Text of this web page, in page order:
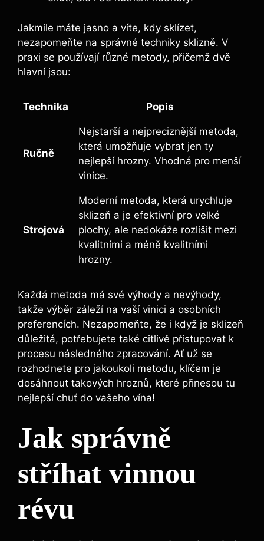
Jakmile máte jasno a víte, kdy sklízet,
nezapomeňte na správné techniky sklizně. V
⁢praxi se používají různé metody, přičemž dvě
hlavní jsou:
Technika Popis
Ručně
Nejstarší a nejpreciznější metoda,
která ​umožňuje vybrat ‌jen ⁢ty
nejlepší hrozny.‌ Vhodná pro menší
vinice.
Strojová
Moderní metoda,​ která urychluje
⁢sklizeň a je efektivní pro velké
plochy, ​ale nedokáže rozlišit mezi‌
kvalitními a méně kvalitními
hrozny.
Každá ‍metoda má své výhody a⁤ nevýhody,
takže výběr záleží na vaší vinici a osobních
⁤preferencích. Nezapomeňte, že i ‍když je ⁣sklizeň
důležitá, potřebujete také citlivě přistupovat k
procesu⁣ následného zpracování.⁤ Ať už se
rozhodnete pro jakoukoli metodu,‌ klíčem‍ je
dosáhnout takových hroznů, ⁤které přinesou tu
nejlepší chuť do vašeho vína!
Jak správně
stříhat vinnou
révu